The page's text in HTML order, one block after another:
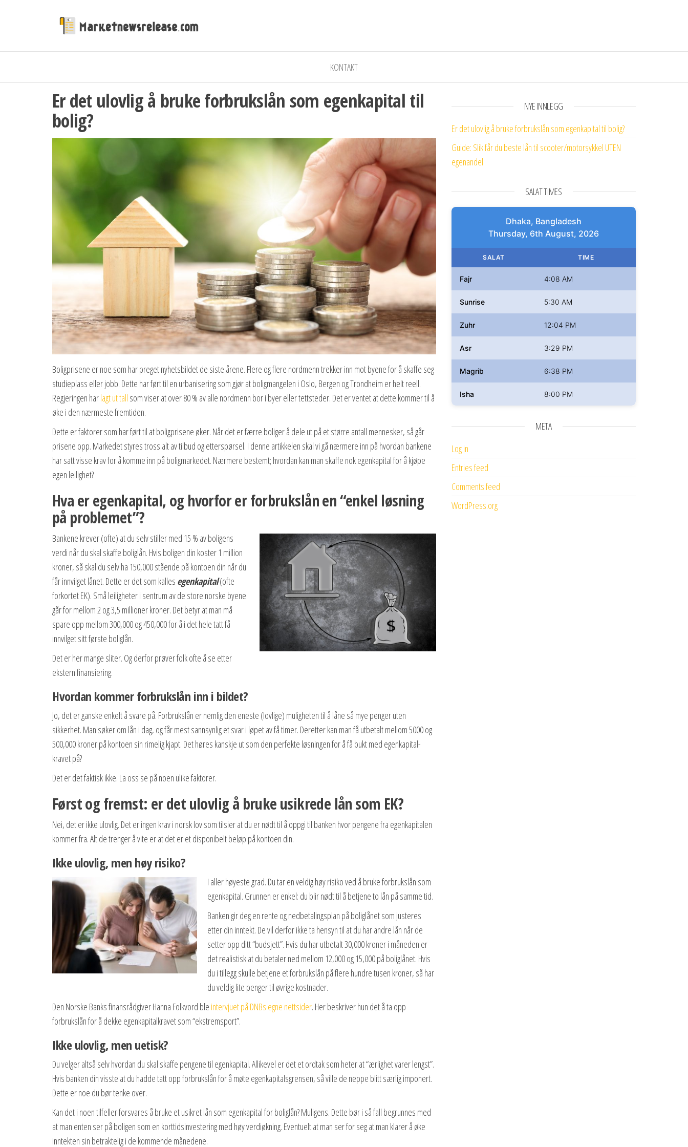
KONTAKT
Er det ulovlig å bruke forbrukslån som egenkapital til
bolig?
Boligprisene er noe som har preget nyhetsbildet de siste årene. Flere og flere nordmenn trekker inn mot byene for å skaffe seg
studieplass eller jobb. Dette har ført til en urbanisering som gjør at boligmangelen i Oslo, Bergen og Trondheim er helt reell.
Regjeringen harlagt ut tall som viser at over 80 % av alle nordmenn bor i byer eller tettsteder. Det er ventet at dette kommer til å
øke i den nærmeste fremtiden.
Dette er faktorer som har ført til at boligprisene øker. Når det er færre boliger å dele ut på et større antall mennesker, så går
prisene opp. Markedet styres tross alt av tilbud og etterspørsel. I denne artikkelen skal vi gå nærmere inn på hvordan bankene
har satt visse krav for å komme inn på boligmarkedet. Nærmere bestemt; hvordan kan man skaffe nok egenkapital for å kjøpe
egen leilighet?
Hva er egenkapital, og hvorfor er forbrukslån en “enkel løsning
på problemet”?
Bankene krever (ofte) at du selv stiller med 15 % av boligens
verdi når du skal skaffe boliglån. Hvis boligen din koster 1 million
kroner, så skal du selv ha 150,000 stående på kontoen din når du
får innvilget lånet. Dette er det som kalles egenkapital(ofte
forkortet EK). Små leiligheter i sentrum av de store norske byene
går for mellom 2 og 3,5 millioner kroner. Det betyr at man må
spare opp mellom 300,000 og 450,000 for å i det hele tatt få
innvilget sitt første boliglån.
Det er her mange sliter. Og derfor prøver folk ofte å se etter
ekstern finansiering.
Hvordan kommer forbrukslån inn i bildet?
Jo, det er ganske enkelt å svare på. Forbrukslån er nemlig den eneste (lovlige) muligheten til å låne så mye penger uten
sikkerhet. Man søker om lån i dag, og får mest sannsynlig et svar i løpet av få timer. Deretter kan man få utbetalt mellom 5000 og
500,000 kroner på kontoen sin rimelig kjapt. Det høres kanskje ut som den perfekte løsningen for å få bukt med egenkapital-
kravet på?
Det er det faktisk ikke. La oss se på noen ulike faktorer.
Først og fremst: er det ulovlig å bruke usikrede lån som EK?
Nei, det er ikke ulovlig. Det er ingen krav i norsk lov som tilsier at du er nødt til å oppgi til banken hvor pengene fra egenkapitalen
kommer fra. Alt de trenger å vite er at det er et disponibelt beløp på kontoen din.
Ikke ulovlig, men høy risiko?
I aller høyeste grad. Du tar en veldig høy risiko ved å bruke forbrukslån som
egenkapital. Grunnen er enkel: du blir nødt til å betjene to lån på samme tid.
Banken gir deg en rente og nedbetalingsplan på boliglånet som justeres
etter din inntekt. De vil derfor ikke ta hensyn til at du har andre lån når de
setter opp ditt “budsjett”. Hvis du har utbetalt 30,000 kroner i måneden er
det realistisk at du betaler ned mellom 12,000 og 15,000 på boliglånet. Hvis
du i tillegg skulle betjene et forbrukslån på flere hundre tusen kroner, så har
du veldig lite penger til øvrige kostnader.
Den Norske Banks finansrådgiver Hanna Folkvord ble intervjuet på DNBs egne nettsider. Her beskriver hun det å ta opp
forbrukslån for å dekke egenkapitalkravet som “ekstremsport”.
Ikke ulovlig, men uetisk?
Du velger altså selv hvordan du skal skaffe pengene til egenkapital. Allikevel er det et ordtak som heter at “ærlighet varer lengst”.
Hvis banken din visste at du hadde tatt opp forbrukslån for å møte egenkapitalsgrensen, så ville de neppe blitt særlig imponert.
Dette er noe du bør tenke over.
Kan det i noen tilfeller forsvares å bruke et usikret lån som egenkapital for boliglån? Muligens. Dette bør i så fall begrunnes med
at man enten ser på boligen som en korttidsinvestering med høy verdiøkning. Eventuelt at man ser for seg at man klarer å øke
inntekten sin betraktelig i de kommende månedene.
NYE INNLEGG
Er det ulovlig å bruke forbrukslån som egenkapital til bolig?
Guide: Slik får du beste lån til scooter/motorsykkel UTEN
egenandel
SALAT TIMES
Dhaka, Bangladesh
Thursday, 6th August, 2026
SALAT TIME
Fajr 4:08 AM
Sunrise 5:30 AM
Zuhr 12:04 PM
Asr 3:29 PM
Magrib 6:38 PM
Isha 8:00 PM
META
Log in
Entries feed
Comments feed
WordPress.org